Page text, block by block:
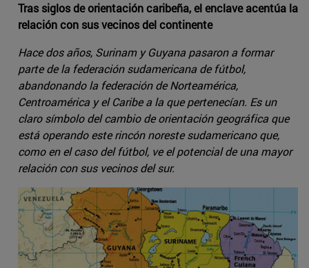
Tras siglos de orientación caribeña, el enclave acentúa la
relación con sus vecinos del continente
Hace dos años, Surinam y Guyana pasaron a formar
parte de la federación sudamericana de fútbol,
abandonando la federación de Norteamérica,
Centroamérica y el Caribe a la que pertenecían. Es un
claro símbolo del cambio de orientación geográfica que
está operando este rincón noreste sudamericano que,
como en el caso del fútbol, ve el potencial de una mayor
relación con sus vecinos del sur.